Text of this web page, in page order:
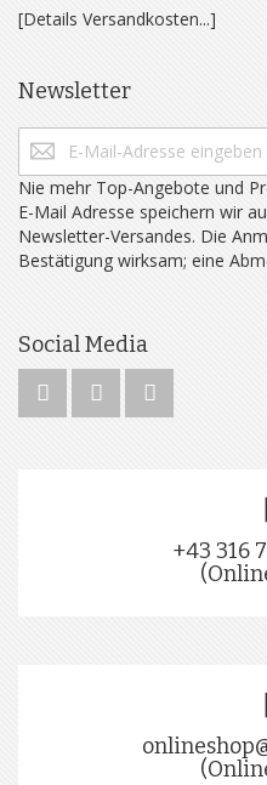
[Details Versandkosten...]
Newsletter
Nie mehr Top-Angebote und
E-Mail Adresse speichern wir
Newsletter-Versandes. Die
Bestätigung wirksam; eine
Social Media
+43 316